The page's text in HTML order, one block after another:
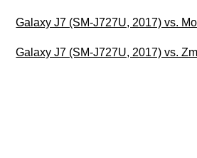
Galaxy J7 (SM-J727U, 2017) vs.
Galaxy J7 (SM-J727U, 2017) vs.